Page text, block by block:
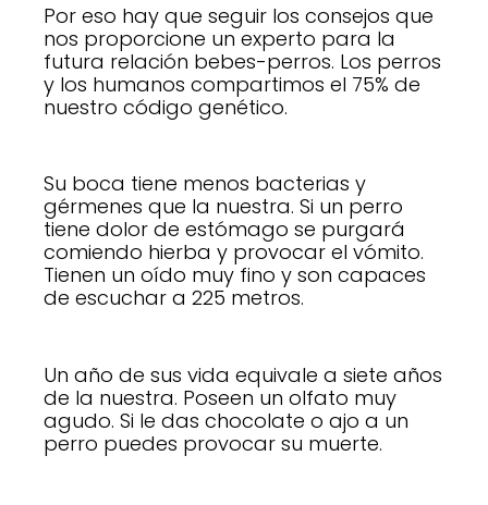
Por eso hay que seguir los consejos que
nos proporcione un experto para la
futura relación bebes-perros. Los perros
y los humanos compartimos el 75% de
nuestro código genético.
Su boca tiene menos bacterias y
gérmenes que la nuestra. Si un perro
tiene dolor de estómago se purgará
comiendo hierba y provocar el vómito.
Tienen un oído muy fino y son capaces
de escuchar a 225 metros.
Un año de sus vida equivale a siete años
de la nuestra. Poseen un olfato muy
agudo. Si le das chocolate o ajo a un
perro puedes provocar su muerte.